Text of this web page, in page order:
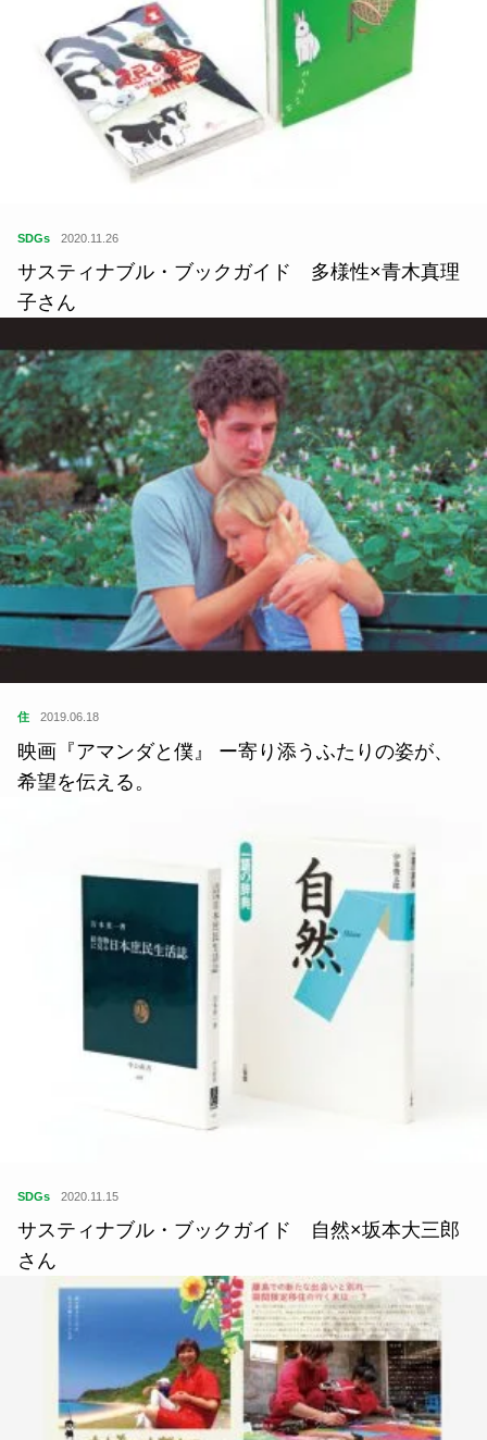
SDGs 2020.11.26
サスティナブル・ブックガイド 多様性×青木真理
子さん
住 2019.06.18
映画『アマンダと僕』 ー寄り添うふたりの姿が、
希望を伝える。
SDGs 2020.11.15
サスティナブル・ブックガイド 自然×坂本大三郎
さん